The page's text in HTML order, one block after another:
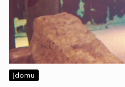
Įdomu